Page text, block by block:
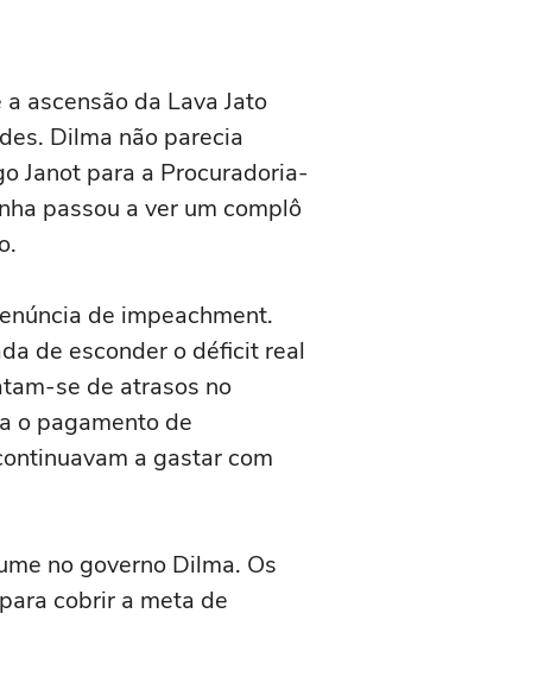
ascensão da Lava Jato
Dilma não parecia
Janot para a Procuradoria-
passou a ver um complô
de impeachment.
de esconder o déficit real
se de atrasos no
o pagamento de
a gastar com
no governo Dilma. Os
cobrir a meta de